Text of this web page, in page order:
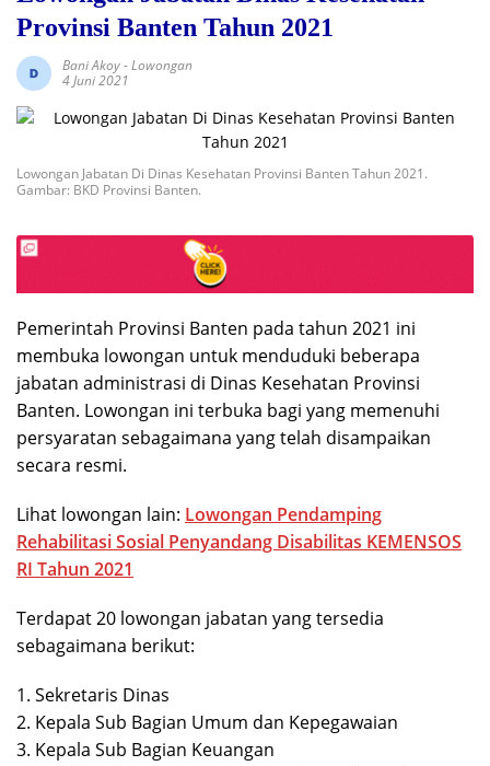
Provinsi Banten Tahun 2021
Bani Akoy-Lowongan
4 Juni 2021
Lowongan Jabatan Di Dinas Kesehatan Provinsi Banten Tahun 2021.
Gambar: BKD Provinsi Banten.
Pemerintah Provinsi Banten pada tahun 2021 ini
membuka lowongan untuk menduduki beberapa
jabatan administrasi di Dinas Kesehatan Provinsi
Banten. Lowongan ini terbuka bagi yang memenuhi
persyaratan sebagaimana yang telah disampaikan
secara resmi.
Lihat lowongan lain: Lowongan Pendamping
Rehabilitasi Sosial Penyandang Disabilitas KEMENSOS
RI Tahun 2021
Terdapat 20 lowongan jabatan yang tersedia
sebagaimana berikut:
1. Sekretaris Dinas
2. Kepala Sub Bagian Umum dan Kepegawaian
3. Kepala Sub Bagian Keuangan